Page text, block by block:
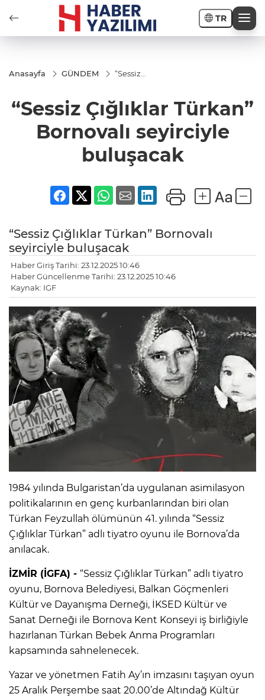
TR
Anasayfa GÜNDEM
“Sessiz
Bornovalı
seyirciyle
buluşacak
“Sessiz Çığlıklar Türkan”
Bornovalı seyirciyle
buluşacak
“Sessiz Çığlıklar Türkan” Bornovalı
seyirciyle buluşacak
Haber Giriş Tarihi: 23.12.2025 10:46
Haber Güncellenme Tarihi: 23.12.2025 10:46
Kaynak: IGF
1984 yılında Bulgaristan’da uygulanan asimilasyon
politikalarının en genç kurbanlarından biri olan
Türkan Feyzullah ölümünün 41. yılında “Sessiz
Çığlıklar Türkan” adlı tiyatro oyunu ile Bornova’da
anılacak.
İZMİR (İGFA) - “Sessiz Çığlıklar Türkan” adlı tiyatro
oyunu, Bornova Belediyesi, Balkan Göçmenleri
Kültür ve Dayanışma Derneği, İKSED Kültür ve
Sanat Derneği ile Bornova Kent Konseyi iş birliğiyle
hazırlanan Türkan Bebek Anma Programları
kapsamında sahnelenecek.
Yazar ve yönetmen Fatih Ay’ın imzasını taşıyan oyun
25 Aralık Perşembe saat 20.00’de Altındağ Kültür